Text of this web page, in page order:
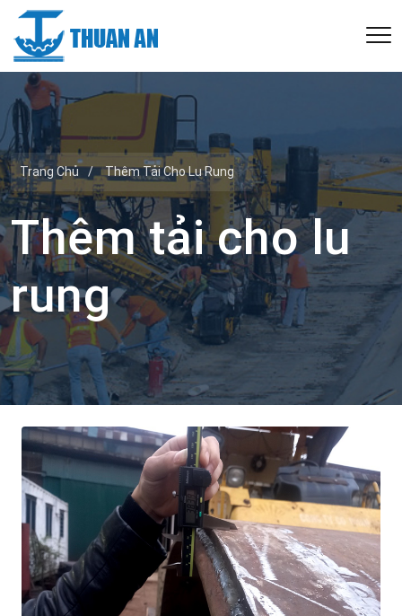
Trang Chủ / Thêm Tải Cho Lu Rung
Thêm tải cho lu
rung